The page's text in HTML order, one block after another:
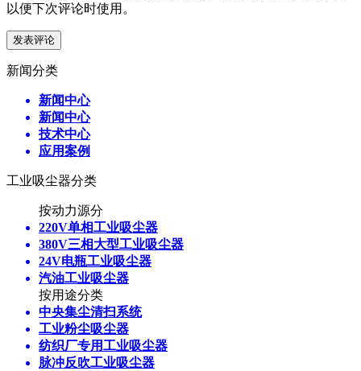
以便下次评论时使用。
新闻分类
新闻中心
新闻中心
技术中心
应用案例
工业吸尘器分类
按动力源分
220V单相工业吸尘器
380V三相大型工业吸尘器
24V电瓶工业吸尘器
汽油工业吸尘器
按用途分类
中央集尘清扫系统
工业粉尘吸尘器
纺织厂专用工业吸尘器
脉冲反吹工业吸尘器